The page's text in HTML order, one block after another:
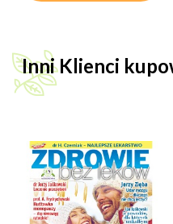
Inni Klienci